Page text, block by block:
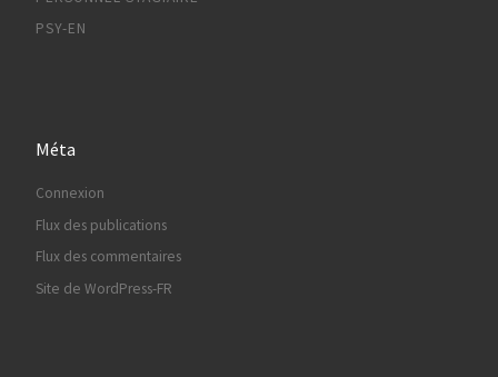
PSY-EN
Méta
Connexion
Flux des publications
Flux des commentaires
Site de WordPress-FR